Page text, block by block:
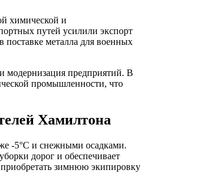
химической и
путей усилили экспорт
металла для военных
модернизация предприятий. В
промышленности, что
Хамилтона
-5°C и снежными осадками.
дорог и обеспечивает
зимнюю экипировку